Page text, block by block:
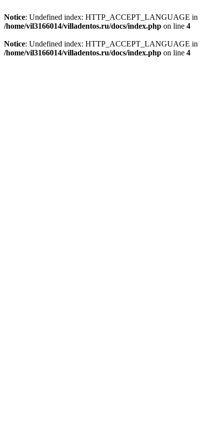
Notice: Undefined index: HTTP_ACCEPT_LANGUAGE in
/home/vil3166014/villadentos.ru/docs/index.php on line 4
Notice: Undefined index: HTTP_ACCEPT_LANGUAGE in
/home/vil3166014/villadentos.ru/docs/index.php on line 4